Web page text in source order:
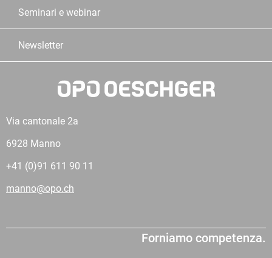
Seminari e webinar
Newsletter
Via cantonale 2a
6928 Manno
+41 (0)91 611 90 11
manno@opo.ch
Forniamo competenza.